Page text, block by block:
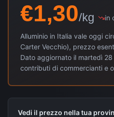
€1,30/kg in
Alluminio in Italia vale oggi
Carter Vecchio), prezzo
Dato aggiornato il martedì
contributi di commercianti e
Vedi il prezzo nella tua